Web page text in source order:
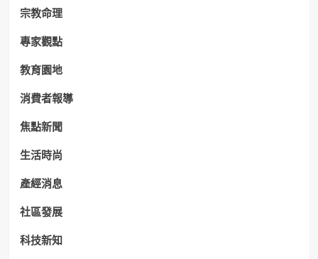
宗教命理
專家觀點
教育園地
消費者報導
焦點新聞
生活時尚
產經消息
社區發展
科技新知